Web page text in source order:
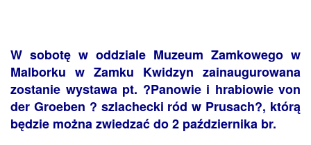
W sobotę w oddziale Muzeum Zamkowego w
Malborku w Zamku Kwidzyn zainaugurowana
zostanie wystawa pt. ?Panowie i hrabiowie von
der Groeben ? szlachecki ród w Prusach?, którą
będzie można zwiedzać do 2 października br.